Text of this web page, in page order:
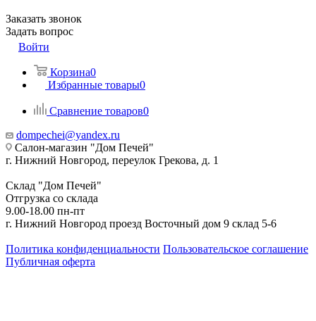
Заказать звонок
Задать вопрос
Войти
Корзина0
Избранные товары0
Сравнение товаров0
dompechei@yandex.ru
Салон-магазин "Дом Печей"
г. Нижний Новгород, переулок Грекова, д. 1
Склад "Дом Печей"
Отгрузка со склада
9.00-18.00 пн-пт
г. Нижний Новгород проезд Восточный дом 9 склад 5-6
Политика конфиденциальности Пользовательское соглашение
Публичная оферта